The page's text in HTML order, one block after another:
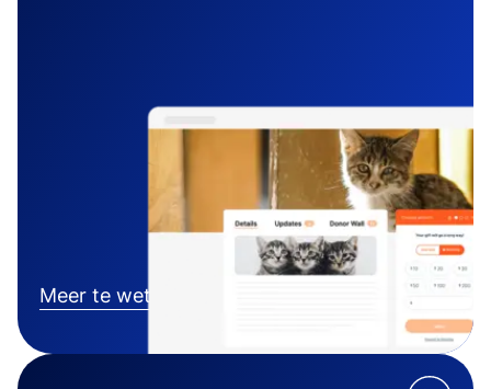
Meer te weten komen